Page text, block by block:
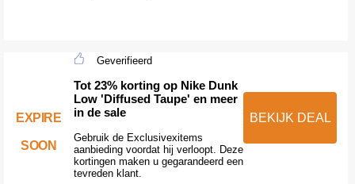
EXPIRE
SOON
Geverifieerd
Tot 23% korting op Nike Dunk
Low 'Diffused Taupe' en meer
in de sale
Gebruik de Exclusivexitems
aanbieding voordat hij verloopt. Deze
kortingen maken u gegarandeerd een
tevreden klant.
BEKIJK DEAL